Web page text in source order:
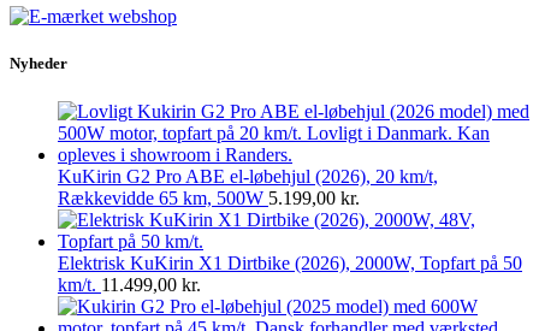
Nyheder
KuKirin G2 Pro ABE el-løbehjul (2026), 20 km/t,
Rækkevidde 65 km, 500W 5.199,00 kr.
Elektrisk KuKirin X1 Dirtbike (2026), 2000W, Topfart på 50
km/t. 11.499,00 kr.